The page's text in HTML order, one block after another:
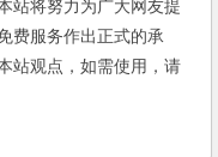
站将努力为广大网友提
费服务作出正式的承
站观点，如需使用，请